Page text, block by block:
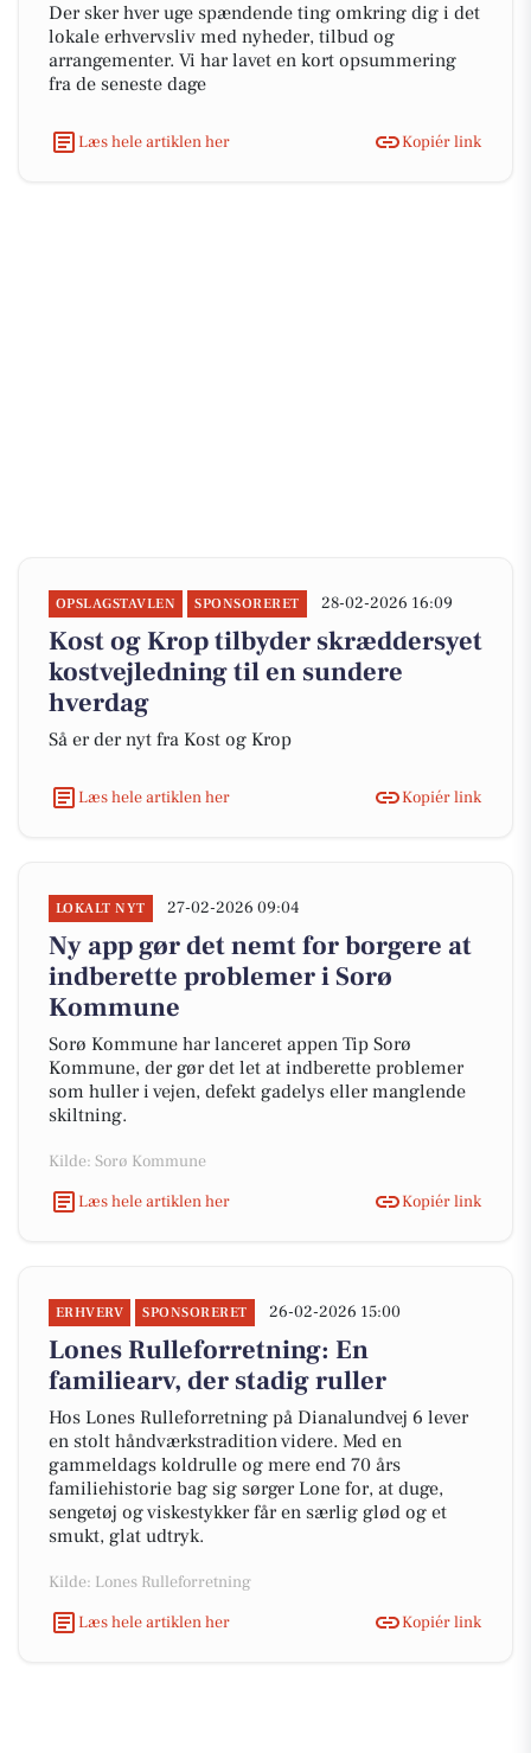
Der sker hver uge spændende ting omkring dig i det
lokale erhvervsliv med nyheder, tilbud og
arrangementer. Vi har lavet en kort opsummering
fra de seneste dage
Læs hele artiklen her Kopiér link
OPSLAGSTAVLEN SPONSORERET 28-02-2026 16:09
Kost og Krop tilbyder skræddersyet
kostvejledning til en sundere
hverdag
Så er der nyt fra Kost og Krop
Læs hele artiklen her Kopiér link
LOKALT NYT 27-02-2026 09:04
Ny app gør det nemt for borgere at
indberette problemer i Sorø
Kommune
Sorø Kommune har lanceret appen Tip Sorø
Kommune, der gør det let at indberette problemer
som huller i vejen, defekt gadelys eller manglende
skiltning.
Kilde: Sorø Kommune
Læs hele artiklen her
Kopiér link
ERHVERV SPONSORERET 26-02-2026 15:00
Lones Rulleforretning: En
familiearv, der stadig ruller
Hos Lones Rulleforretning på Dianalundvej 6 lever
en stolt håndværkstradition videre. Med en
gammeldags koldrulle og mere end 70 års
familiehistorie bag sig sørger Lone for, at duge,
sengetøj og viskestykker får en særlig glød og et
smukt, glat udtryk.
Kilde: Lones Rulleforretning
Læs hele artiklen her
Kopiér link